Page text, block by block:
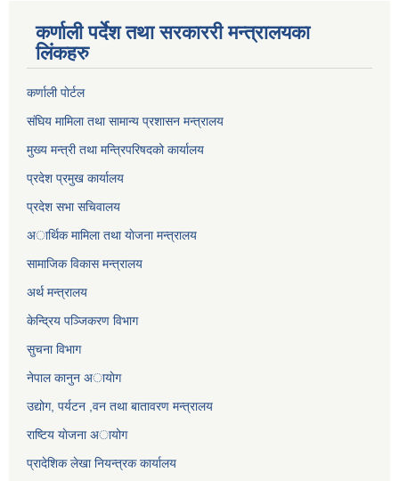
कर्णाली पर्देश तथा सरकाररी मन्त्रालयका
लिंकहरु
कर्णाली पाेर्टल
संघिय मामिला तथा सामान्य प्रशासन मन्त्रालय
मुख्य मन्त्री तथा मन्त्रिपरिषदको कार्यालय
प्रदेश प्रमुख कार्यालय
प्रदेश सभा सचिवालय
अार्थिक मामिला तथा याेजना मन्त्रालय
सामाजिक विकास मन्त्रालय
अर्थ मन्त्रालय
केन्द्रिय पञ्जिकरण विभाग
सुचना विभाग
नेपाल कानुन अायाेग
उद्योग, पर्यटन ,वन तथा बातावरण मन्त्रालय
राष्टिय याेजना अायोग
प्रादेशिक लेखा नियन्त्रक कार्यालय